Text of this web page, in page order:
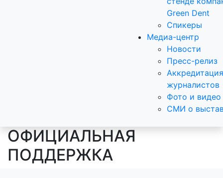
Green Dent
Спикеры
Медиа-центр
Новости
Пресс-релиз
Аккредитация
журналистов
Фото и видео
СМИ о
ОФИЦИАЛЬНАЯ
ПОДДЕРЖКА